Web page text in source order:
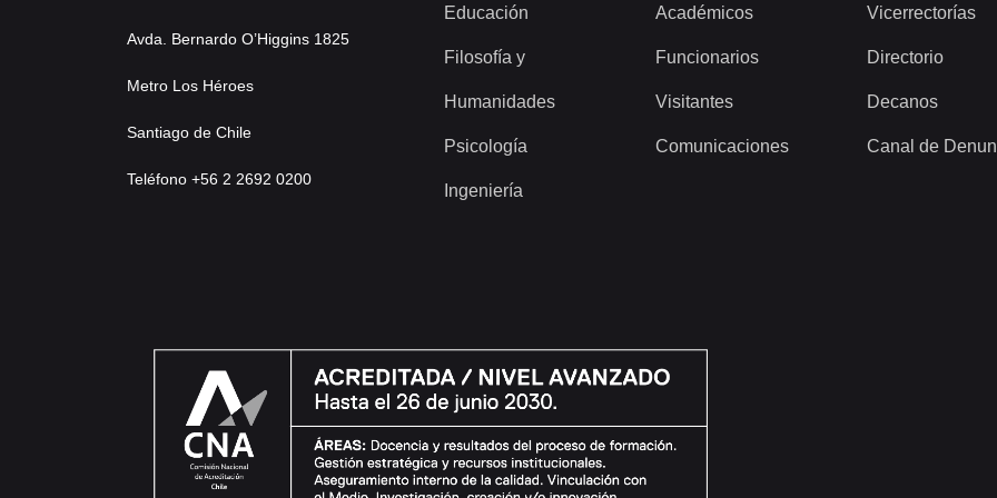
Avda. Bernardo O’Higgins 1825
Metro Los Héroes
Santiago de Chile
Teléfono +56 2 2692 0200
Educación
Filosofía y
Humanidades
Psicología
Ingeniería
Académicos
Funcionarios
Visitantes
Comunicaciones
Vicerrectorías
Directorio
Decanos
Canal de